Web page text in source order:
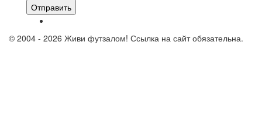
Отправить
© 2004 - 2026 Живи футзалом! Ссылка на сайт обязательна.